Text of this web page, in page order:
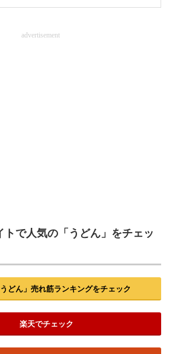
advertisement
トで人気の「うどん」をチェッ
どん」売れ筋ランキングをチェック
楽天でチェック